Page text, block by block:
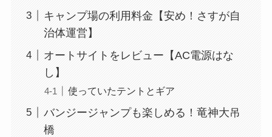
キャンプ場の利用料金【安め！さすが自
治体運営】
オートサイトをレビュー【AC電源はな
し】
使っていたテントとギア
バンジージャンプも楽しめる！竜神大吊
橋